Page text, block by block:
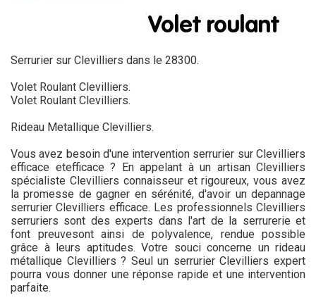
Serrurier sur Clevilliers dans le 28300.
Volet Roulant Clevilliers.
Volet Roulant Clevilliers.
Rideau Metallique Clevilliers.
Vous avez besoin d'une intervention serrurier sur Clevilliers
efficace etefficace ? En appelant à un artisan Clevilliers
spécialiste Clevilliers connaisseur et rigoureux, vous avez
la promesse de gagner en sérénité, d'avoir un depannage
serrurier Clevilliers efficace. Les professionnels Clevilliers
serruriers sont des experts dans l'art de la serrurerie et
font preuvesont ainsi de polyvalence, rendue possible
grâce à leurs aptitudes. Votre souci concerne un rideau
métallique Clevilliers ? Seul un serrurier Clevilliers expert
pourra vous donner une réponse rapide et une intervention
parfaite.